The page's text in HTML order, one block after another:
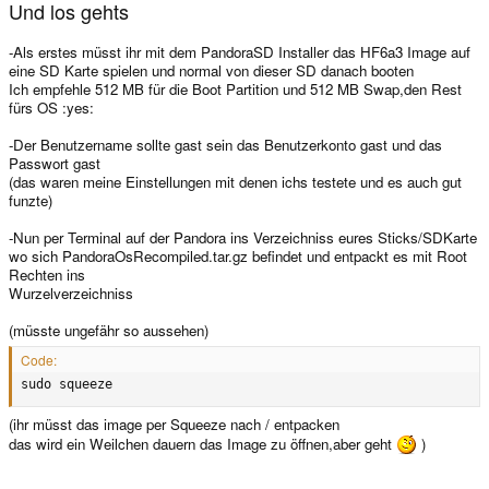
Und los gehts
-Als erstes müsst ihr mit dem PandoraSD Installer das HF6a3 Image auf
eine SD Karte spielen und normal von dieser SD danach booten
Ich empfehle 512 MB für die Boot Partition und 512 MB Swap,den Rest
fürs OS :yes:
-Der Benutzername sollte gast sein das Benutzerkonto gast und das
Passwort gast
(das waren meine Einstellungen mit denen ichs testete und es auch gut
funzte)
-Nun per Terminal auf der Pandora ins Verzeichniss eures Sticks/SDKarte
wo sich PandoraOsRecompiled.tar.gz befindet und entpackt es mit Root
Rechten ins
Wurzelverzeichniss
(müsste ungefähr so aussehen)
Code:
sudo squeeze
(ihr müsst das image per Squeeze nach / entpacken
das wird ein Weilchen dauern das Image zu öffnen,aber geht
)